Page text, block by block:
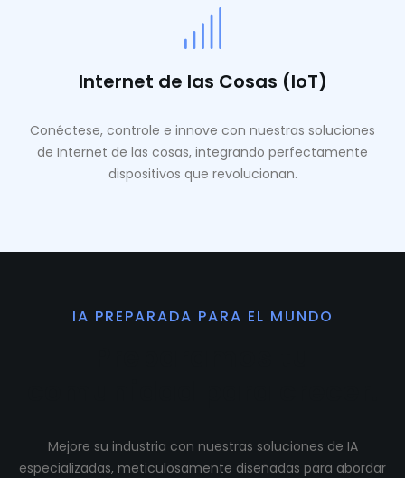
Internet de las Cosas (IoT)
Conéctese, controle e innove con nuestras soluciones
de Internet de las cosas, integrando perfectamente
dispositivos que revolucionan.
IA PREPARADA PARA EL MUNDO
Mejore su industria con nuestras soluciones de IA
especializadas, meticulosamente diseñadas para abordar